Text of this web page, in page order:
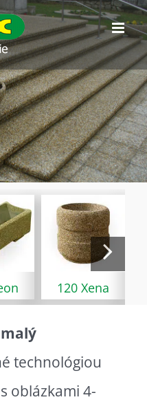
120 Xena
technológiou
oblázkami 4-